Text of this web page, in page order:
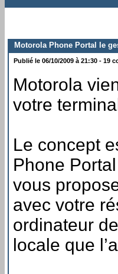
Motorola Phone Portal le
Publié le 06/10/2009 à 21:30 - 19
Motorola
votre
Le concept
Phone
vous
avec votre
ordinateur
locale que